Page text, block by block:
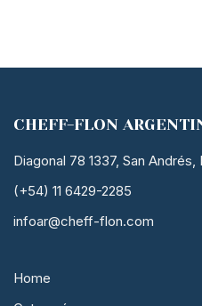
CHEFF-FLON
Diagonal 78 1337, San
(+54) 11 6429-2285
infoar@cheff-flon.com
Home